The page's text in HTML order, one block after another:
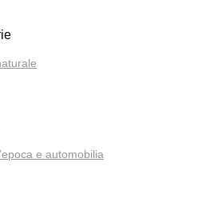
e automobilia